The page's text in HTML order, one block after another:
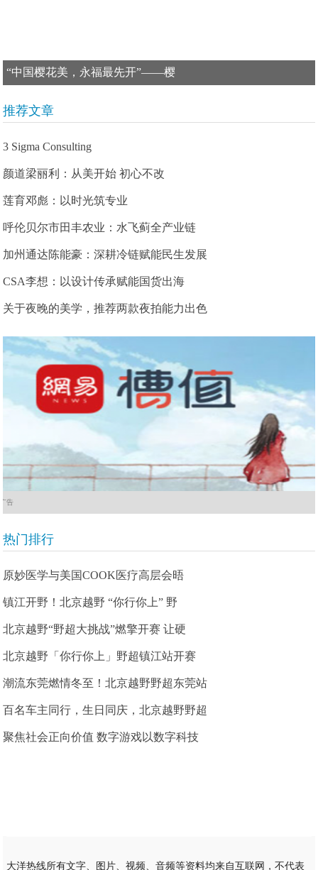
“中国樱花美，永福最先开”——樱
推荐文章
3 Sigma Consulting
颜道梁丽利：从美开始 初心不改
莲育邓彪：以时光筑专业
呼伦贝尔市田丰农业：水飞蓟全产业链
加州通达陈能豪：深耕冷链赋能民生发展
CSA李想：以设计传承赋能国货出海
关于夜晚的美学，推荐两款夜拍能力出色
广告
热门排行
原妙医学与美国COOK医疗高层会晤
镇江开野！北京越野 “你行你上” 野
北京越野“野超大挑战”燃擎开赛 让硬
北京越野「你行你上」野超镇江站开赛
潮流东莞燃情冬至！北京越野野超东莞站
百名车主同行，生日同庆，北京越野野超
聚焦社会正向价值 数字游戏以数字科技
大洋热线所有文字、图片、视频、音频等资料均来自互联网，不代表